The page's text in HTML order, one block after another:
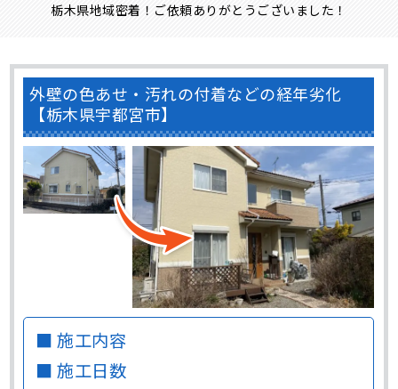
栃木県地域密着！ご依頼ありがとうございました！
外壁の色あせ・汚れの付着などの経年劣化
【栃木県宇都宮市】
■ 施工内容
■ 施工日数